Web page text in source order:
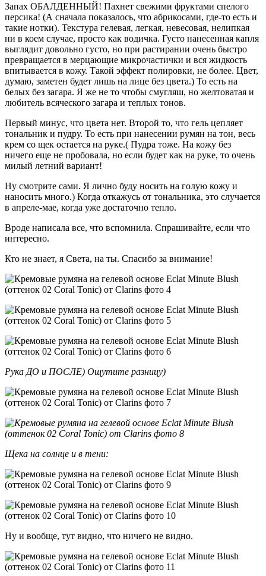
Запах ОБАЛДЕННЫЙ! Пахнет свежими фруктами спелого
персика! (А сначала показалось, что абрикосами, где-то есть и
такие нотки). Текстура гелевая, легкая, невесовая, нелипкая
ни в коем случае, просто как водичка. Густо нанесенная капля
выглядит довольно густо, но при растирании очень быстро
превращается в мерцающие микрочастички и вся жидкость
впитывается в кожу. Такой эффект полировки, не более. Цвет,
думаю, заметен будет лишь на лице без цвета.) То есть на
белых без загара. Я же не то чтобы смугляш, но желтоватая и
любитель всяческого загара и теплых тонов.
Первый минус, что цвета нет. Второй то, что гель цепляет
тональник и пудру. То есть при нанесении румян на тон, весь
крем со щек остается на руке.( Пудра тоже. На кожу без
ничего еще не пробовала, но если будет как на руке, то очень
милый летний вариант!
Ну смотрите сами. Я лично буду носить на голую кожу и
наносить много.) Когда откажусь от тональника, это случается
в апреле-мае, когда уже достаточно тепло.
Вроде написала все, что вспомнила. Спрашивайте, если что
интересно.
Кто не знает, я Света, на ты. Спасибо за внимание!
Рука ДО и ПОСЛЕ) Ощутите разницу)
Щека на солнце и в тени:
Ну и вообще, тут видно, что ничего не видно.